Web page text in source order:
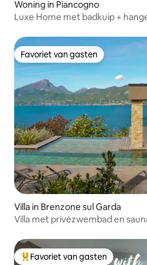
Woning in Piancogno
Luxe Home met badkuip +
Favoriet van gasten
Favoriet van gasten
Villa in Brenzone sul Garda
Villa met privézwembad en
Topfavoriet van gasten
Favoriet van gasten